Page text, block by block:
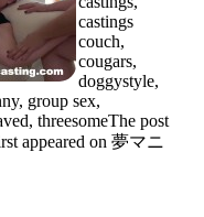
castings
couch,
cougars,
doggystyle,
group sex,
threesomeThe post
appeared on 夢マニ